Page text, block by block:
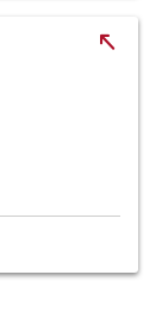
公表
調査、紛争解決